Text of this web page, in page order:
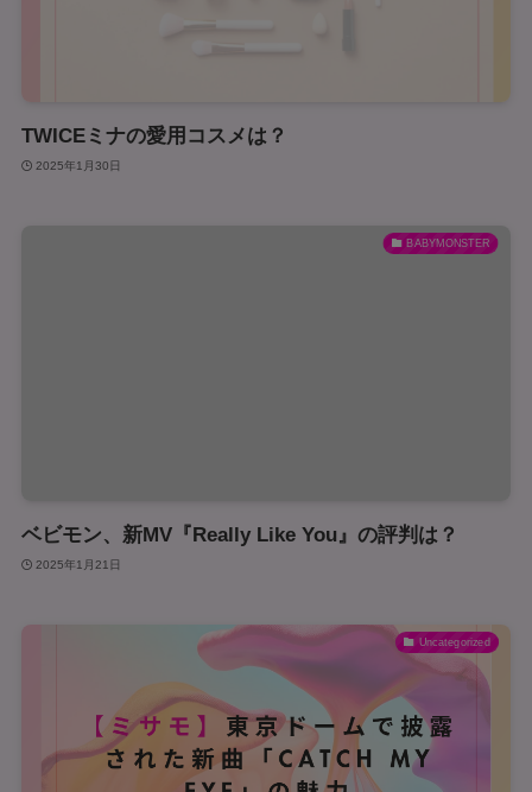
TWICEミナの愛用コスメは？
2025年1月30日
BABYMONSTER
ベビモン、新MV『Really Like You』の評判は？
2025年1月21日
Uncategorized